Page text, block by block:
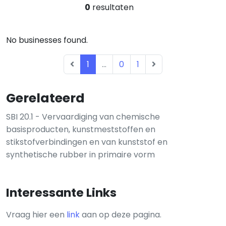
Gerelateerd
SBI 20.1 - Vervaardiging van chemische
basisproducten, kunstmeststoffen en
stikstofverbindingen en van kunststof en
synthetische rubber in primaire vorm
Interessante Links
Vraag hier een linkaan op deze pagina.
0 resultaten
No businesses found.
1 ... 0 1